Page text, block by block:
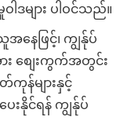
ါဒများ ပါဝင်သည်။
ေဖြင့်၊ ကျွန်ုပ်
စျေးကွက်အတွင်း
ကုန်များနှင့်
းနိုင်ရန် ကျွန်ုပ်